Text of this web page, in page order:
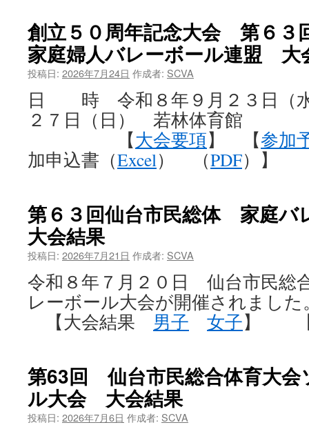
創立５０周年記念大会 第６
家庭婦人バレーボール連盟 大
投稿日: 2026年7月24日 作成者: SCVA
日 時 令和８年９月２３日（
２７日（日） 若林体育館
【大会要項】 【参加
加申込書（Excel） （PDF）】
第６３回仙台市民総体 家庭
大会結果
投稿日: 2026年7月21日 作成者: SCVA
令和８年７月２０日 仙台市民総
レーボール大会が開催されました
【大会結果 男子 女子】
第63回 仙台市民総合体育大会
ル大会 大会結果
投稿日: 2026年7月6日 作成者: SCVA